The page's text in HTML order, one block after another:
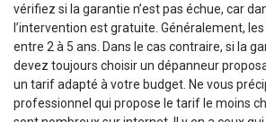
vérifiez si la garantie n’est pas échue, car
l’intervention est gratuite. Généralement,
entre 2 à 5 ans. Dans le cas contraire, si la
devez toujours choisir un dépanneur
un tarif adapté à votre budget. Ne vous
professionnel qui propose le tarif le moins